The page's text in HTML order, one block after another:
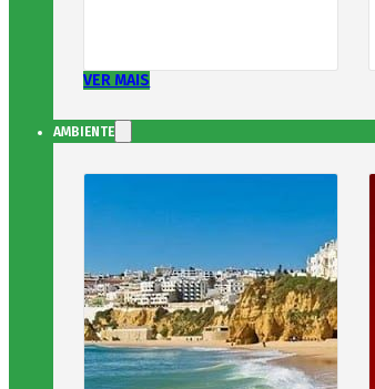
VER MAIS
AMBIENTE